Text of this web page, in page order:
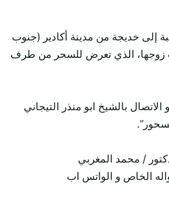
إلى خديجة من مدينة أكادير (جنوب
زوجها، الذي تعرض للسحر من طرف
بالشيخ ابو منذر التيجاني
/ محمد المغربي
الخاص و الواتس اب